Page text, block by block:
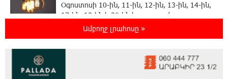
Օգոստոսի 10-ին, 11-ին, 12-ին, 13-ին, 14-ին,
17-ին, 18-ին և 20-ին հարյուրավոր
հասցեներում լույս չի լինելու
Ողբերգական դեպք՝ Երևանում․ Կիևյան
Ամբողջ լրահոսը »